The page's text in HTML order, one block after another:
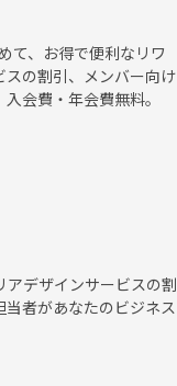
て、お得で便利なリワ
スの割引、メンバー向け
会費・年会費無料。
デザインサービスの割
者があなたのビジネス